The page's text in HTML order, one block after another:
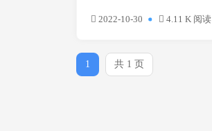
2022-10-30 4.11 K 阅读
1 共 1 页